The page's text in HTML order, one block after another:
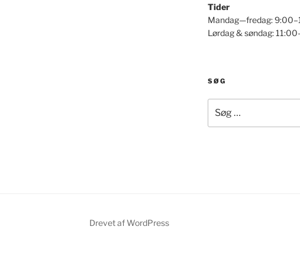
Tider
Mandag—fredag:
Lørdag & søndag:
SØG
efter:
Drevet af WordPress